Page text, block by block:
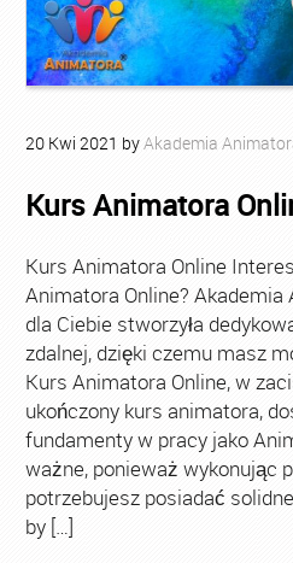
20 Kwi 2021 byAkademia
Kurs Animatora
Kurs Animatora Online
Animatora Online?
dla Ciebie stworzyła
zdalnej, dzięki czemu masz
Kurs Animatora Online, w
ukończony kurs animatora,
fundamenty w pracy jako
ważne, ponieważ wykonując
potrzebujesz posiadać
by […]